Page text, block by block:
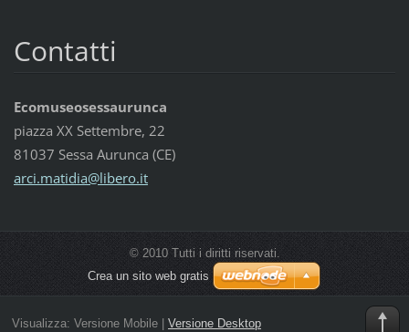
Contatti
Ecomuseosessaurunca
piazza XX Settembre, 22
81037 Sessa Aurunca (CE)
arci.matidia@libero.it
© 2010 Tutti i diritti riservati.
Crea un sito web gratis
Visualizza: Versione Mobile| Versione Desktop